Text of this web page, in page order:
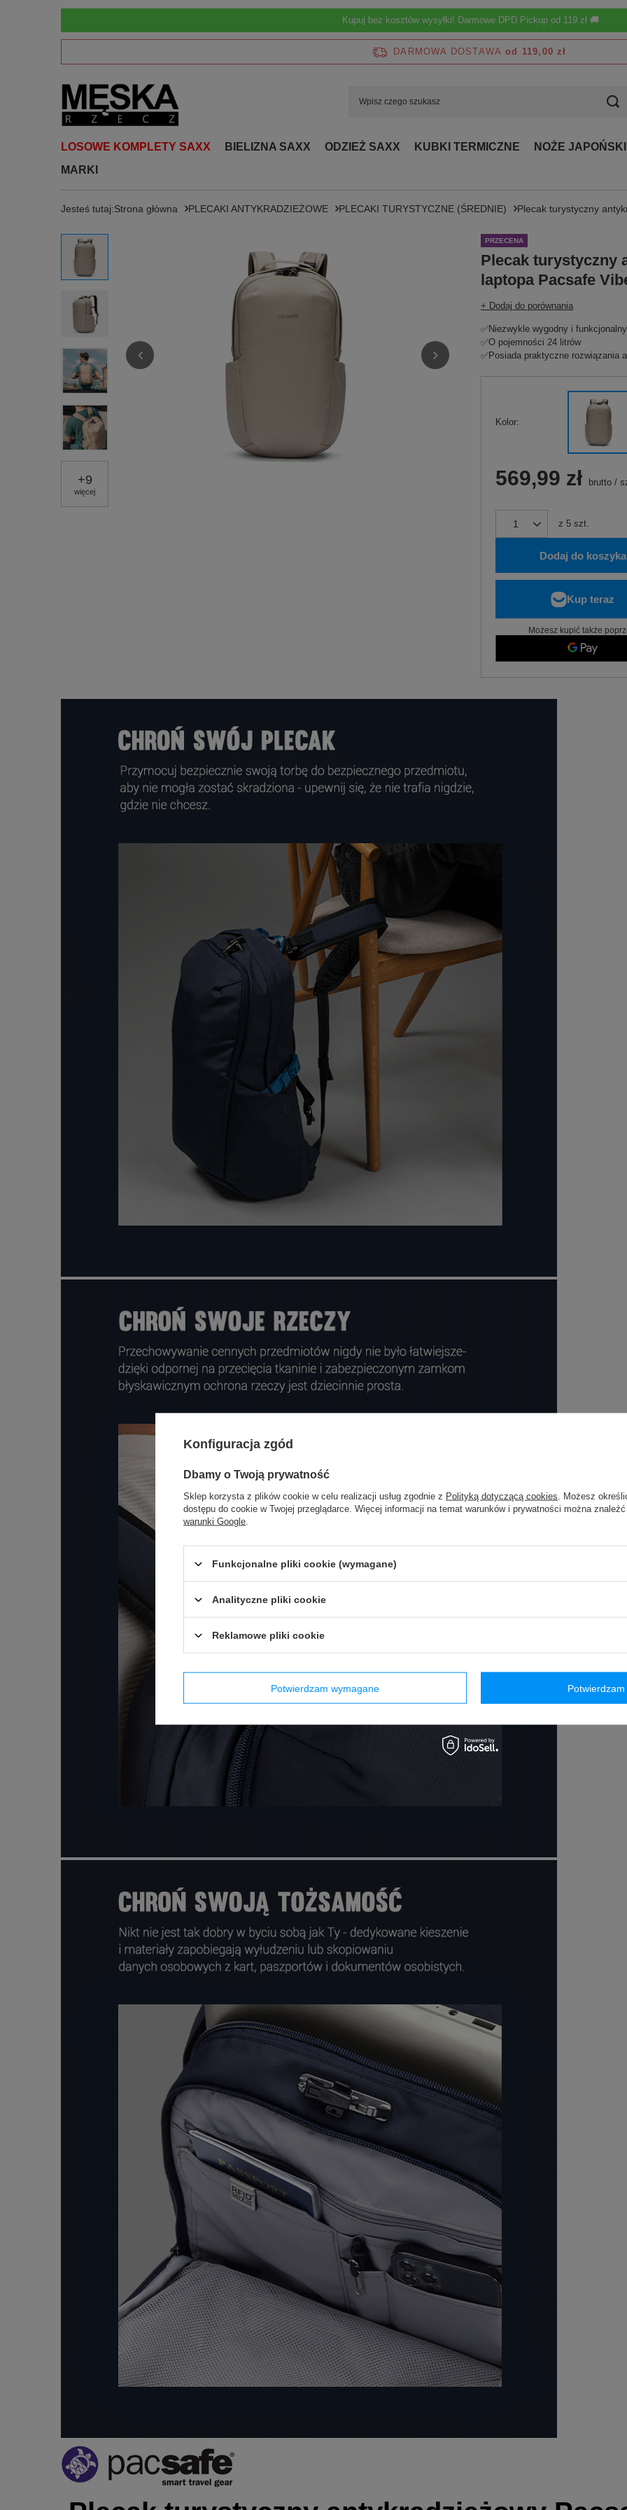
Kupuj bez kosztów wysyłki! Darmowe DPD Pickup od 119 zł 🚚
DARMOWA DOSTAWA od 119,00 zł
LOSOWE KOMPLETY SAXX BIELIZNA SAXX ODZIEŻ SAXX KUBKI TERMICZNE
NOŻE
MARKI
Jesteś tutaj:Strona główna PLECAKI ANTYKRADZIEŻOWE PLECAKI TURYSTYCZNE (ŚREDNIE) Plecak turystyczny
+9
więcej
PRZECENA
Plecak turystyczny
laptopa Pacsafe
+ Dodaj do porównania
✅Niezwykle wygodny i
✅O pojemności 24 litrów
✅Posiada praktyczne rozwiązania
Kolor
569,99 zł brutto /
z 5 szt.
Dodaj do koszyka
Możesz kupić także
Konfiguracja zgód
Dbamy o Twoją prywatność
Sklep korzysta z plików cookie w celu realizacji usług zgodnie z Polityką dotyczącą cookies . Możesz
dostępu do cookie w Twojej przeglądarce. Więcej informacji na temat warunków i prywatności można
warunki Google
Funkcjonalne pliki cookie (wymagane)
Analityczne pliki cookie
Reklamowe pliki cookie
Potwierdzam wymagane